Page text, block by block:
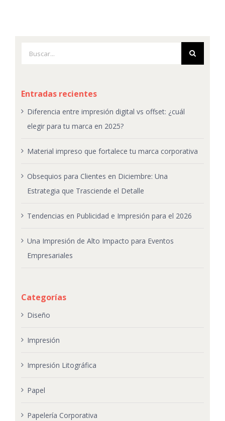
Entradas recientes
Diferencia entre impresión digital vs offset: ¿cuál
elegir para tu marca en 2025?
Material impreso que fortalece tu marca corporativa
Obsequios para Clientes en Diciembre: Una
Estrategia que Trasciende el Detalle
Tendencias en Publicidad e Impresión para el 2026
Una Impresión de Alto Impacto para Eventos
Empresariales
Categorías
Diseño
Impresión
Impresión Litográfica
Papel
Papelería Corporativa